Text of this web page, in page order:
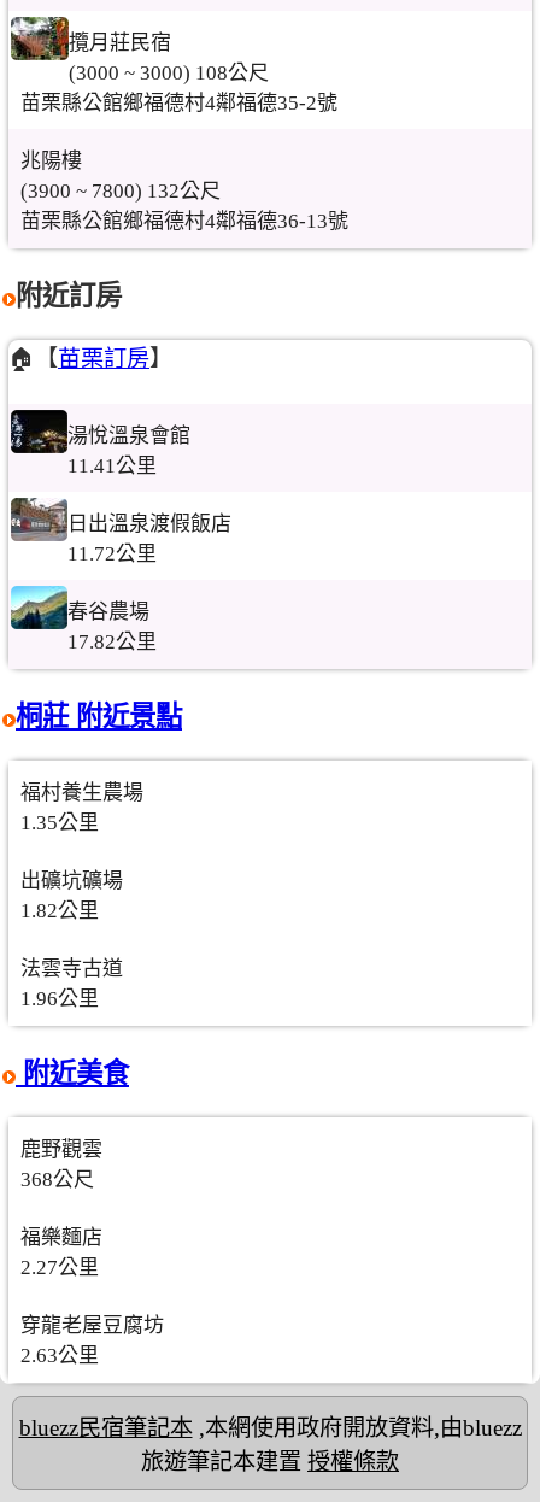
攬月莊民宿
(3000 ~ 3000) 108公尺
苗栗縣公館鄉福德村4鄰福德35-2號
兆陽樓
(3900 ~ 7800) 132公尺
苗栗縣公館鄉福德村4鄰福德36-13號
附近訂房
🏠【苗栗訂房】
湯悅溫泉會館
11.41公里
日出溫泉渡假飯店
11.72公里
春谷農場
17.82公里
桐莊 附近景點
福村養生農場
1.35公里
出礦坑礦場
1.82公里
法雲寺古道
1.96公里
附近美食
鹿野觀雲
368公尺
福樂麵店
2.27公里
穿龍老屋豆腐坊
2.63公里
bluezz民宿筆記本,本網使用政府開放資料,由bluezz
旅遊筆記本建置 授權條款